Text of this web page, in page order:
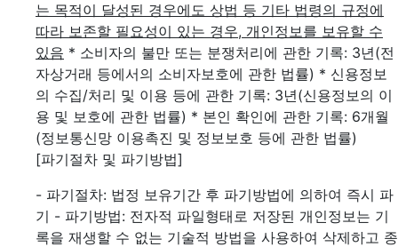
는 목적이 달성된 경우에도 상법 등 기타 법령의 규정에
따라 보존할 필요성이 있는 경우, 개인정보를 보유할 수
있음 * 소비자의 불만 또는 분쟁처리에 관한 기록: 3년(전
자상거래 등에서의 소비자보호에 관한 법률) * 신용정보
의 수집/처리 및 이용 등에 관한 기록: 3년(신용정보의 이
용 및 보호에 관한 법률) * 본인 확인에 관한 기록: 6개월
(정보통신망 이용촉진 및 정보보호 등에 관한 법률)
[파기절차 및 파기방법]
- 파기절차: 법정 보유기간 후 파기방법에 의하여 즉시 파
기 - 파기방법: 전자적 파일형태로 저장된 개인정보는 기
록을 재생할 수 없는 기술적 방법을 사용하여 삭제하고 종